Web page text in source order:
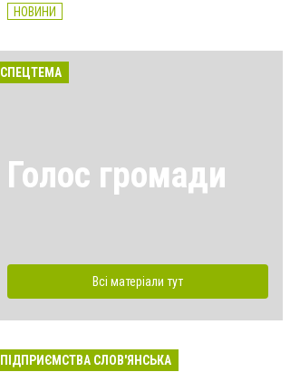
НОВИНИ
СПЕЦТЕМА
Голос громади
Всі матеріали тут
ПІДПРИЄМСТВА СЛОВ'ЯНСЬКА